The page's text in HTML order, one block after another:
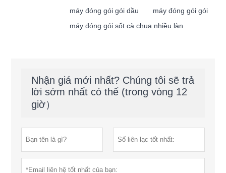
máy đóng gói gói dầu
máy đóng gói gói
máy đóng gói sốt cà chua nhiều làn
Nhận giá mới nhất? Chúng tôi sẽ trả
lời sớm nhất có thể (trong vòng 12
giờ）